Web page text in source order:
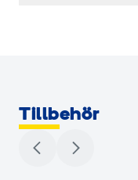
Tillbehör